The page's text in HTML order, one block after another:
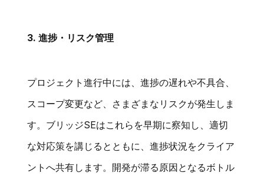
3. 進捗・リスク管理
プロジェクト進行中には、進捗の遅れや不具合、
スコープ変更など、さまざまなリスクが発生しま
す。ブリッジSEはこれらを早期に察知し、適切
な対応策を講じるとともに、進捗状況をクライア
ントへ共有します。開発が滞る原因となるボトル